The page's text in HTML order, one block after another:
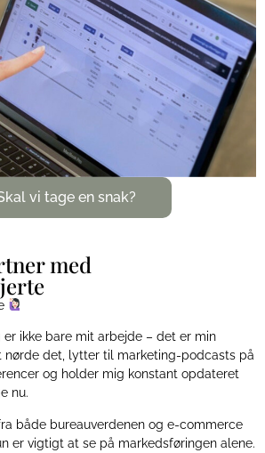
vi tage en snak?
med
ikke bare mit arbejde – det er min
nørde det, lytter til marketing-podcasts på
og holder mig konstant opdateret
nu.
både bureauverdenen og e-commerce
er vigtigt at se på markedsføringen alene.